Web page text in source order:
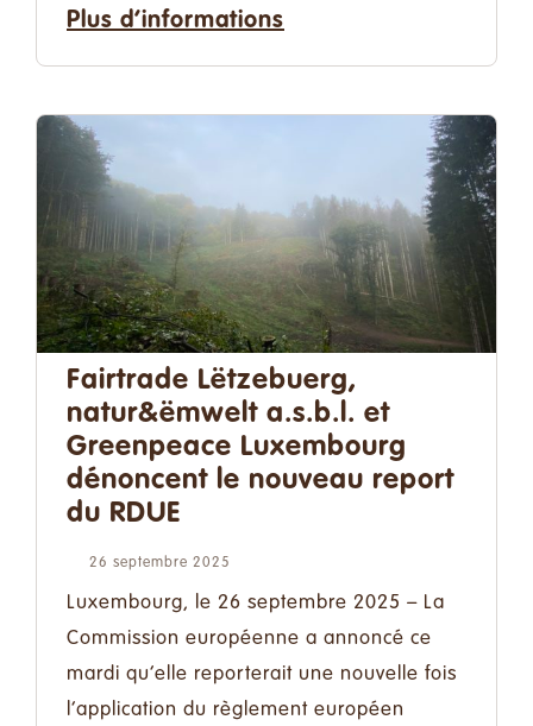
Plus d’informations
Fairtrade Lëtzebuerg,
natur&ëmwelt a.s.b.l. et
Greenpeace Luxembourg
dénoncent le nouveau report
du RDUE
26 septembre 2025
Luxembourg, le 26 septembre 2025 – La
Commission européenne a annoncé ce
mardi qu’elle reporterait une nouvelle fois
l’application du règlement européen